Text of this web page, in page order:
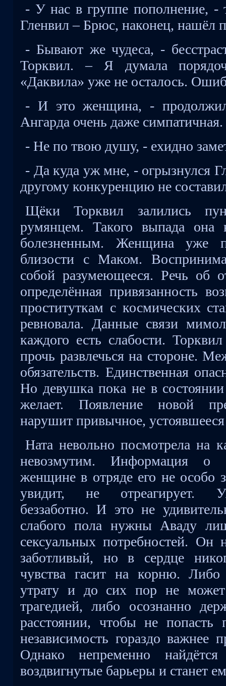
- У нас в группе пополнение, -
Гленвил – Брюс, наконец, нашёл
- Бывают же чудеса, -
Торквил. – Я думала
«Даквила» уже не осталось.
- И это женщина, -
Ангарда очень даже симпатичная.
- Не по твою душу, - ехидно
- Да куда уж мне, - огрызнулся
другому конкуренцию не
Щёки Торквил залились
румянцем. Такого выпада
болезненным. Женщина уже
близости с Маком.
собой разумеющееся. Речь об
определённая привязанность
проституткам с космических
ревновала. Данные связи
каждого есть слабости.
прочь развлечься на стороне.
обязательств. Единственная
Но девушка пока не в
желает. Появление новой
нарушит привычное,
Ната невольно посмотрела на
невозмутим. Информация о
женщине в отряде его не особо
увидит, не отреагирует.
беззаботно. И это не
слабого пола нужны Аваду
сексуальных потребностей.
заботливый, но в сердце
чувства гасит на корню.
утрату и до сих пор не
трагедией, либо осознанно
расстоянии, чтобы не
независимость гораздо важнее
Однако непременно
воздвигнутые барьеры и станет